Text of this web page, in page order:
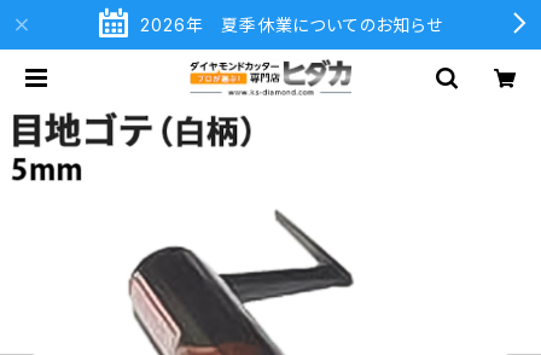
2026年 夏季休業についてのお知らせ